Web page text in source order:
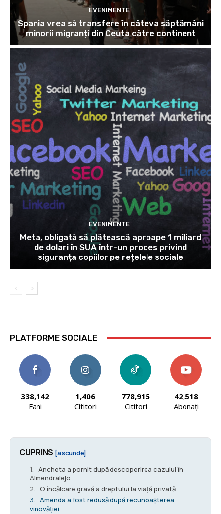
EVENIMENTE
Spania vrea să transfere în câteva săptămâni
minorii migranți din Ceuta către continent
EVENIMENTE
Meta, obligată să plătească aproape 1 miliard
de dolari în SUA într-un proces privind
siguranța copiilor pe rețelele sociale
PLATFORME SOCIALE
338,142
Fani
1,406
Cititori
778,915
Cititori
42,518
Abonați
CUPRINS [ascunde]
Ancheta a pornit după descoperirea cazului în
Almendralejo
O încălcare gravă a dreptului la viață privată
Amenda a fost redusă după recunoașterea
vinovăției